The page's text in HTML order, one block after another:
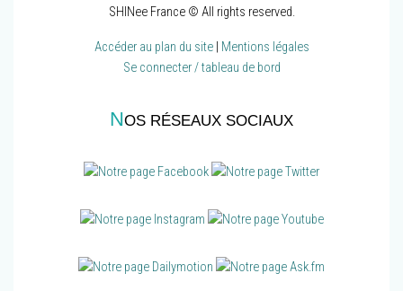
SHINee France © All rights reserved.
Accéder au plan du site| Mentions légales
Se connecter / tableau de bord
NOS RÉSEAUX SOCIAUX